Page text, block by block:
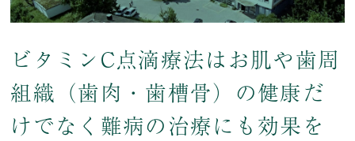
ビタミンC点滴療法はお肌や歯周
組織（歯肉・歯槽骨）の健康だ
けでなく 難病の治療にも効果を